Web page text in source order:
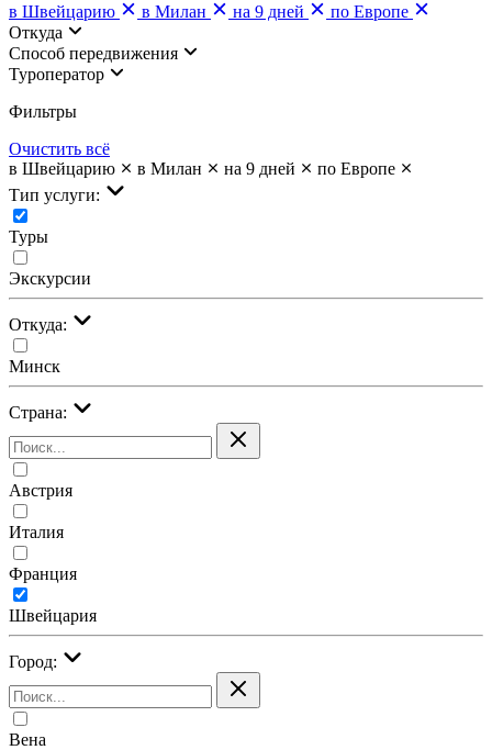
в Швейцарию
в Милан на 9 дней
по Европе
Откуда
Cпособ передвижения
Туроператор
Фильтры
Очистить всё
в Швейцарию
в Милан на 9 дней
по Европе
Тип услуги:
Туры
Экскурсии
Откуда:
Минск
Страна:
Австрия
Италия
Франция
Швейцария
Город:
Вена